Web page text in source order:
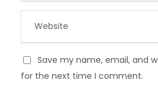
Save my name, email, and
for the next time I comment.